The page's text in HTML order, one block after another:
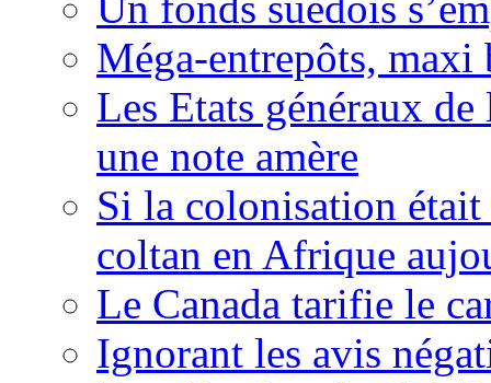
Méga-entrepôts, maxi
Les Etats généraux
une note amère
Si la colonisation
coltan en Afrique
Le Canada tarifie le
Ignorant les avis